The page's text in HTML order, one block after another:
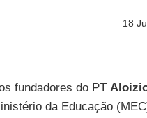
18
fundadores do PT
da Educação